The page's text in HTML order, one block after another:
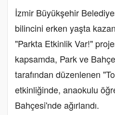
İzmir Büyükşehir
bilincini erken yaşta
"Parkta Etkinlik Var!"
kapsamda, Park ve
tarafından düzenlenen
etkinliğinde, anaokulu
Bahçesi'nde ağırlandı.